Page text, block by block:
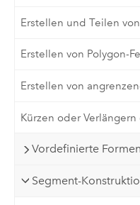
Erstellen und Teilen
Erstellen von Polygon-
Erstellen von
Kürzen oder
Vordefinierte Formen
Segment-